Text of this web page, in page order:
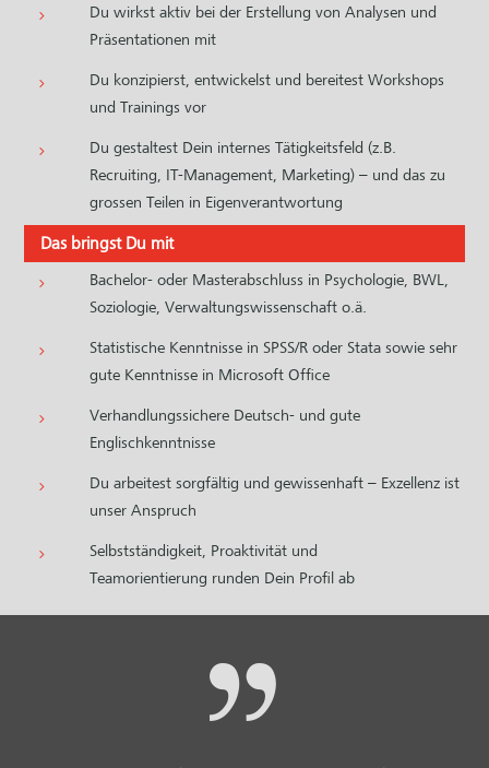
Du wirkst aktiv bei der Erstellung von Analysen und
Präsentationen mit
Du konzipierst, entwickelst und bereitest Workshops
und Trainings vor
Du gestaltest Dein internes Tätigkeitsfeld (z.B.
Recruiting, IT-Management, Marketing) – und das zu
grossen Teilen in Eigenverantwortung
Das bringst Du mit
Bachelor- oder Masterabschluss in Psychologie, BWL,
Soziologie, Verwaltungswissenschaft o.ä.
Statistische Kenntnisse in SPSS/R oderStata sowie sehr
gute Kenntnisse in Microsoft Office
Verhandlungssichere Deutsch- und gute
Englischkenntnisse
Du arbeitest sorgfältig und gewissenhaft – Exzellenz ist
unser Anspruch
Selbstständigkeit, Proaktivität und
Teamorientierung runden Dein Profil ab